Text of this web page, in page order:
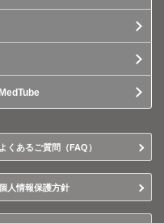
よくあるご質問（FAQ）
人情報保護方針